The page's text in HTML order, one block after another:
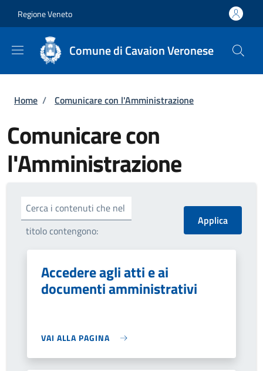
Regione Veneto
Comune di Cavaion Veronese
Briciole di pane
Home / Comunicare con l'Amministrazione
Comunicare con
l'Amministrazione
Cerca i contenuti che nel
titolo contengono:
Accedere agli atti e ai
documenti amministrativi
VAI ALLA PAGINA